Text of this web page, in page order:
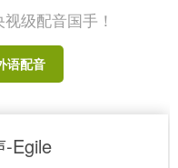
级配音国手！
语配音
-Egile